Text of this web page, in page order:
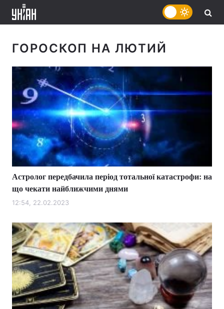
ГОРОСКОП НА ЛЮТИЙ
Астролог передбачила період тотальної катастрофи: на
що чекати найближчими днями
12:54, 22.02.2023